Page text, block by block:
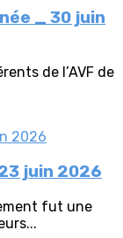
_ 30 juin
de l’AVF de
juin 2026
fut une